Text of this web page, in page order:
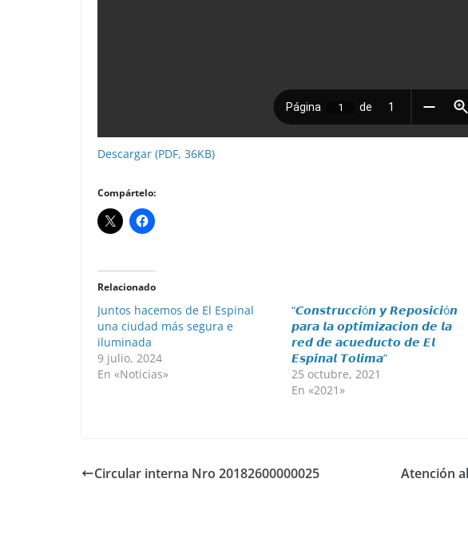
Descargar (PDF, 36KB)
Compártelo:
Relacionado
Juntos hacemos de El Espinal
una ciudad más segura e
iluminada
9 julio, 2024
En «Noticias»
“𝘾𝙤𝙣𝙨𝙩𝙧𝙪𝙘𝙘𝙞ó𝙣 𝙮 𝙍𝙚𝙥𝙤𝙨𝙞𝙘𝙞ó𝙣
𝙥𝙖𝙧𝙖 𝙡𝙖 𝙤𝙥𝙩𝙞𝙢𝙞𝙯𝙖𝙘𝙞𝙤𝙣 𝙙𝙚 𝙡𝙖
𝙧𝙚𝙙 𝙙𝙚 𝙖𝙘𝙪𝙚𝙙𝙪𝙘𝙩𝙤 𝙙𝙚 𝙀𝙡
𝙀𝙨𝙥𝙞𝙣𝙖𝙡 𝙏𝙤𝙡𝙞𝙢𝙖”
25 octubre, 2021
En «2021»
Circular interna Nro 20182600000025
Atención